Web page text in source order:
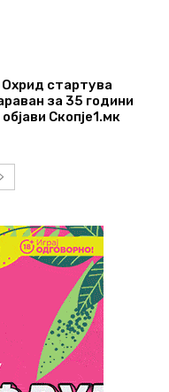
стартува
за 35 години
Скопје1.мк